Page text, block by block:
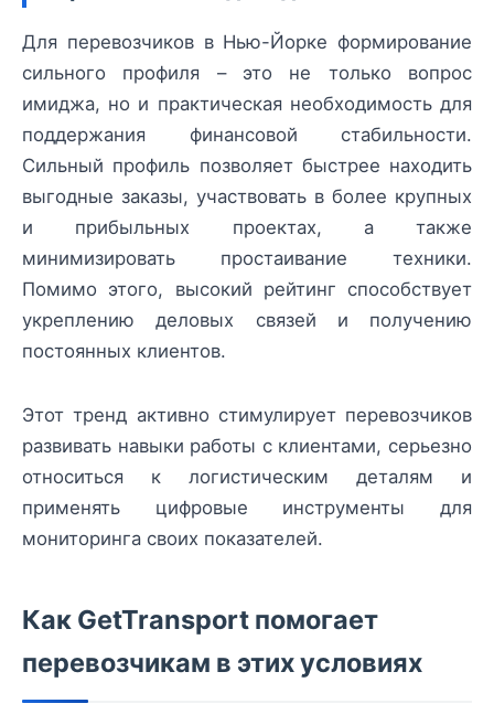
Для перевозчиков в Нью-Йорке формирование
сильного профиля – это не только вопрос
имиджа, но и практическая необходимость для
поддержания финансовой стабильности.
Сильный профиль позволяет быстрее находить
выгодные заказы, участвовать в более крупных
и прибыльных проектах, а также
минимизировать простаивание техники.
Помимо этого, высокий рейтинг способствует
укреплению деловых связей и получению
постоянных клиентов.
Этот тренд активно стимулирует перевозчиков
развивать навыки работы с клиентами, серьезно
относиться к логистическим деталям и
применять цифровые инструменты для
мониторинга своих показателей.
Как GetTransport помогает
перевозчикам в этих условиях